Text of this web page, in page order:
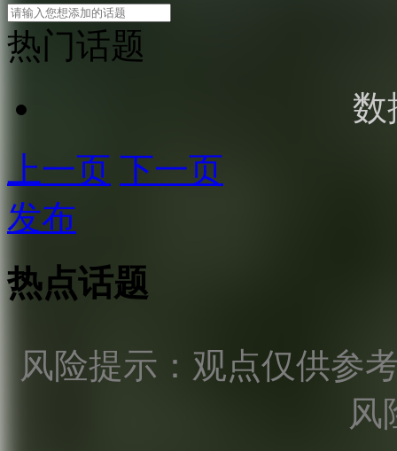
热门话题
数
上一页 下一页
发布
热点话题
风险提示：观点仅供参
风